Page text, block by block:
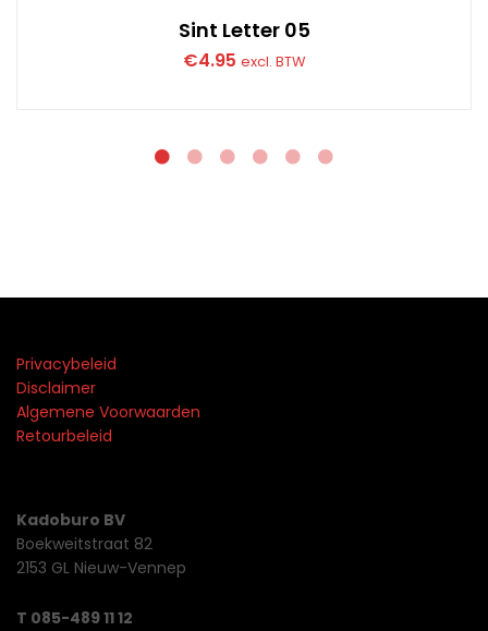
Sint Letter 05
€4.95 excl. BTW
Privacybeleid
Disclaimer
Algemene Voorwaarden
Retourbeleid
Kadoburo BV
Boekweitstraat 82
2153 GL Nieuw-Vennep
T 085-489 11 12